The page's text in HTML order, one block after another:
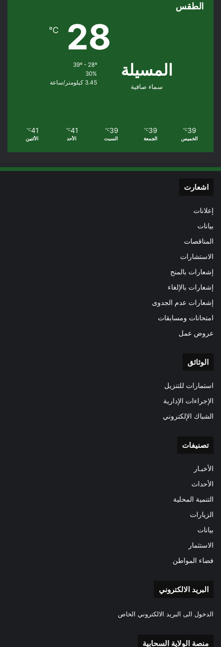
الطقس
المسيلة
سماء صافية
28
℃
39º - 28º
30%
3.45 كيلومتر/ساعة
39
℃
الخميس
39
℃
الجمعة
39
℃
السبت
41
℃
الأحد
41
℃
الأثنين
اشعارت
إعلانات
بيانات
المناقصات
الاستشارات
إشعارات بالمنح
إشعارات بالإلغاء
إشعارات عدم الجدوى
امتحانات ومسابقات
عروض عمل
الوثائق
استمارات للتنزيل
الإجراءات الإدارية
الشباك الإلكتروني
تصنيفات
الأخبـار
الأحداث
التنمية المحلية
الزيارات
بيانات
الاستثمار
فضاء المواطن
البريد الالكتروني
الدخول الى البريد الالكتروني الخاص
منصة الولاية السحابية